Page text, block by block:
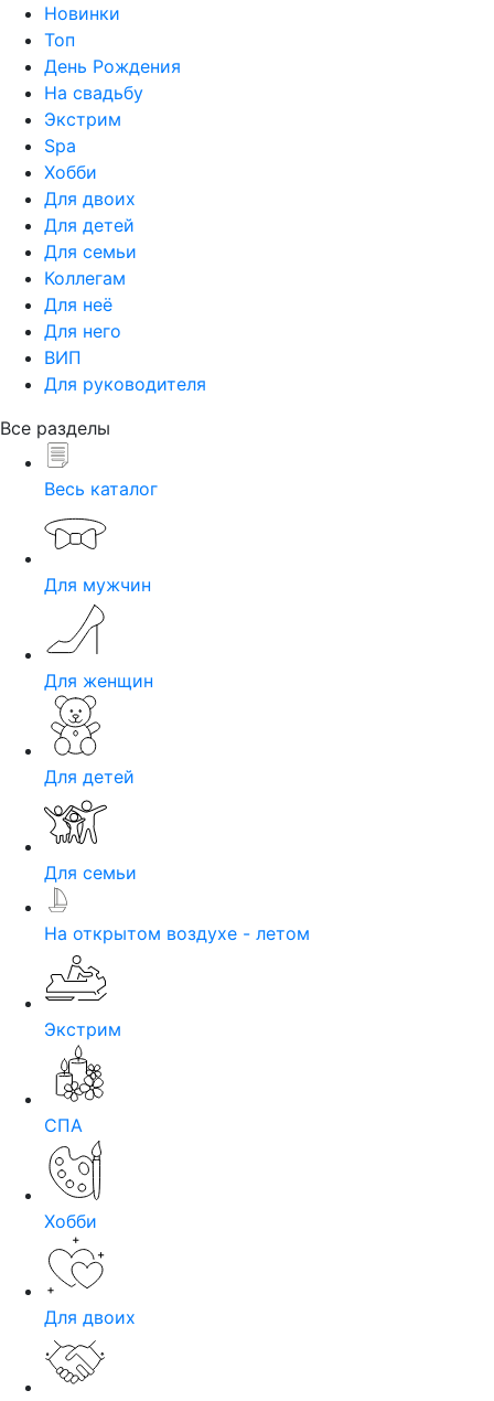
Новинки
Топ
День Рождения
На свадьбу
Экстрим
Spa
Хобби
Для двоих
Для детей
Для семьи
Коллегам
Для неё
Для него
ВИП
Для руководителя
Все разделы
Весь каталог
Для мужчин
Для женщин
Для детей
Для семьи
На открытом воздухе - летом
Экстрим
СПА
Хобби
Для двоих